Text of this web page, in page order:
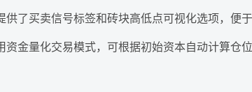
供了买卖信号标签和砖块高低点可视化选项，便
资金量化交易模式，可根据初始资本自动计算仓